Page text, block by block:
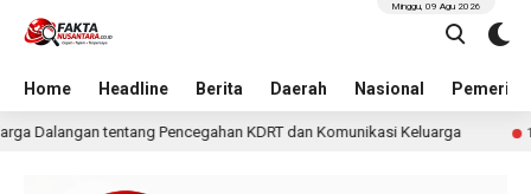
Home Headline Berita Daerah Nasional
Minggu, 09 Agu 2026
KDRT dan Komunikasi Keluarga 1 hari lalu KKN Undip Bekali